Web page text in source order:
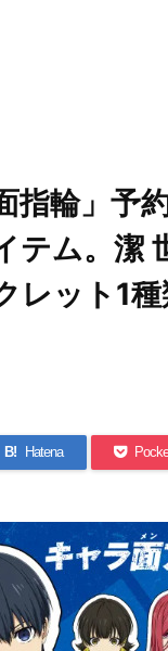
指輪」予
テム。潔
レット1
B! Hatena